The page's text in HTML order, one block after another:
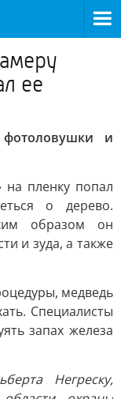
ее
и
на пленку попал
о дерево.
образом он
и зуда, а также
медведь
Специалисты
запах железа
Негреску,